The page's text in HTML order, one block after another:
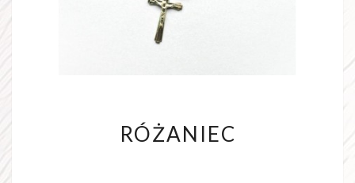
RÓŻANIEC